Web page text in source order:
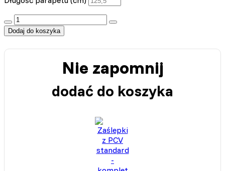
:product_name quantity
Dodaj do koszyka
Nie zapomnij
dodać do koszyka